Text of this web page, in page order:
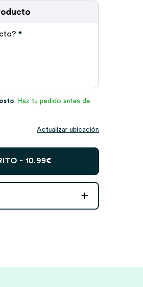
*
. Haz tu pedido antes de
Actualizar ubicación
- 10.99€